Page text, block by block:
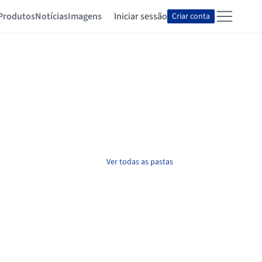
NotíciasImagens Iniciar sessão Criar conta
Ver todas as pastas